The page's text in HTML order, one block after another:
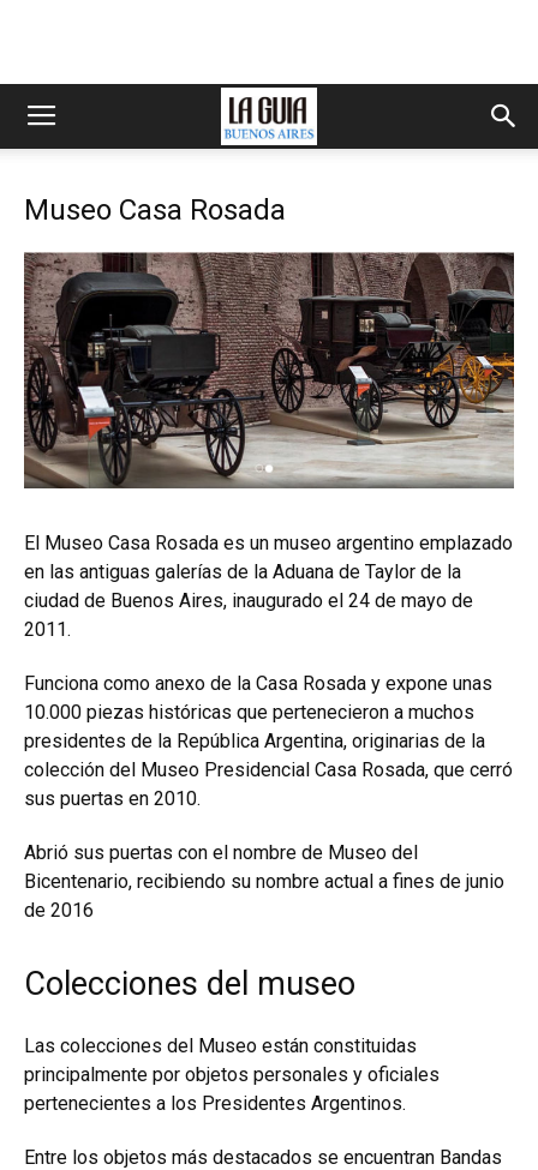
Museo Casa Rosada
El Museo Casa Rosada es un museo argentino emplazado
en las antiguas galerías de la Aduana de Taylor de la
ciudad de Buenos Aires, inaugurado el 24 de mayo de
2011.
Funciona como anexo de la Casa Rosada y expone unas
10.000 piezas históricas que pertenecieron a muchos
presidentes de la República Argentina, originarias de la
colección del Museo Presidencial Casa Rosada, que cerró
sus puertas en 2010.
Abrió sus puertas con el nombre de Museo del
Bicentenario, recibiendo su nombre actual a fines de junio
de 2016
Colecciones del museo
Las colecciones del Museo están constituidas
principalmente por objetos personales y oficiales
pertenecientes a los Presidentes Argentinos.
Entre los objetos más destacados se encuentran Bandas